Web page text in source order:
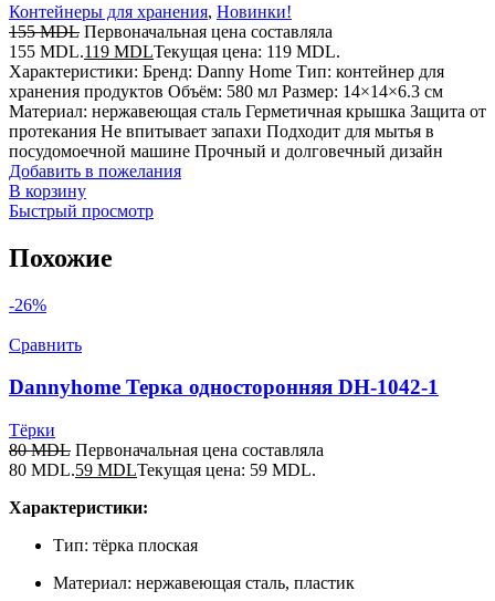
Контейнеры для хранения, Новинки!
155MDL Первоначальная цена составляла
155 MDL.119 MDLТекущая цена: 119 MDL.
Характеристики: Бренд: Danny Home Тип: контейнер для
хранения продуктов Объём: 580 мл Размер: 14×14×6.3 см
Материал: нержавеющая сталь Герметичная крышка Защита от
протекания Не впитывает запахи Подходит для мытья в
посудомоечной машине Прочный и долговечный дизайн
Добавить в пожелания
В корзину
Быстрый просмотр
Похожие
-26%
Сравнить
Dannyhome Терка односторонняя DH-1042-1
Тёрки
80MDL Первоначальная цена составляла
80 MDL.59 MDLТекущая цена: 59 MDL.
Характеристики:
Тип: тёрка плоская
Материал: нержавеющая сталь, пластик